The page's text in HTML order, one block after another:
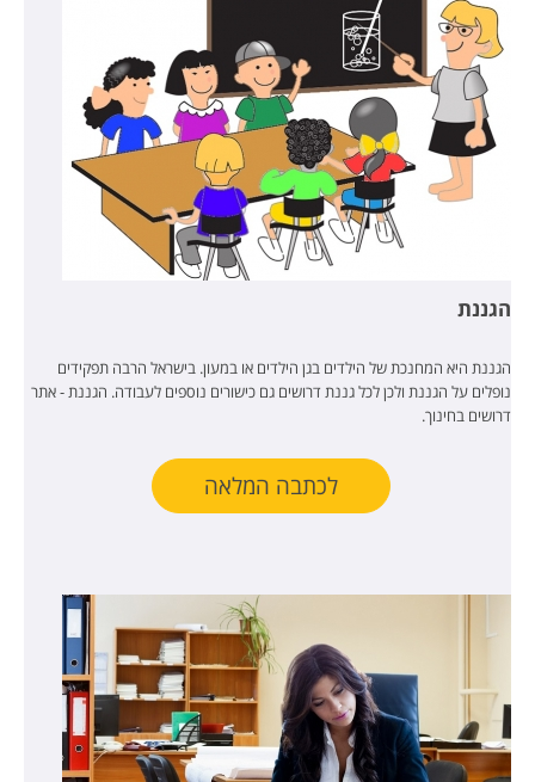
הגננת
הגננת היא המחנכת של הילדים בגן הילדים או במעון. בישראל הרבה תפקידים
נופלים על הגננת ולכן לכל גננת דרושים גם כישורים נוספים לעבודה. הגננת - אתר
דרושים בחינוך.
לכתבה המלאה